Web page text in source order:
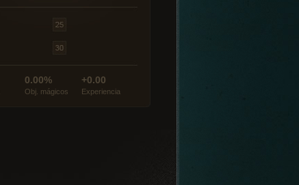
0.00%
Obj. mágicos
+0.00
Experiencia